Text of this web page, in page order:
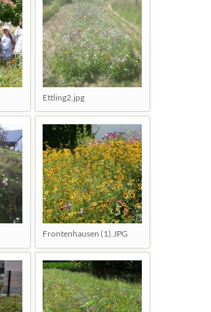
Ettling2.jpg
Frontenhausen (1).JPG